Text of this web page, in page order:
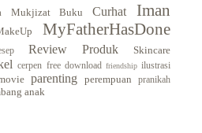
Mukjizat Buku Curhat
Iman
MyFatherHasDone
Review Produk
Skincare
cerpen free download friendship ilustrasi
parenting perempuan pranikah
anak